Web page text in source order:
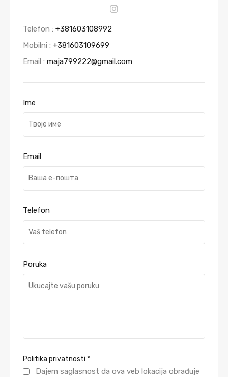
Telefon : +381603108992
Mobilni : +381603109699
Email : maja799222@gmail.com
Ime
Email
Telefon
Poruka
Politika privatnosti *
Dajem saglasnost da ova veb lokacija obrađuje